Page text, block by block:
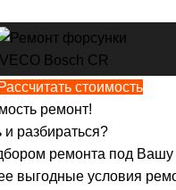
Рассчитать стоимость
ремонт!
и разбираться?
ремонта под Вашу
выгодные условия
Bosch CR